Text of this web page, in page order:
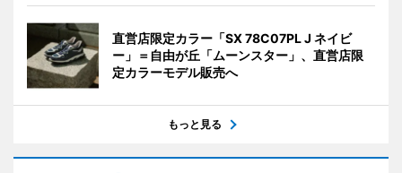
直営店限定カラー「SX 78C07PL J ネイビ
ー」＝自由が丘「ムーンスター」、直営店限
定カラーモデル販売へ
もっと見る